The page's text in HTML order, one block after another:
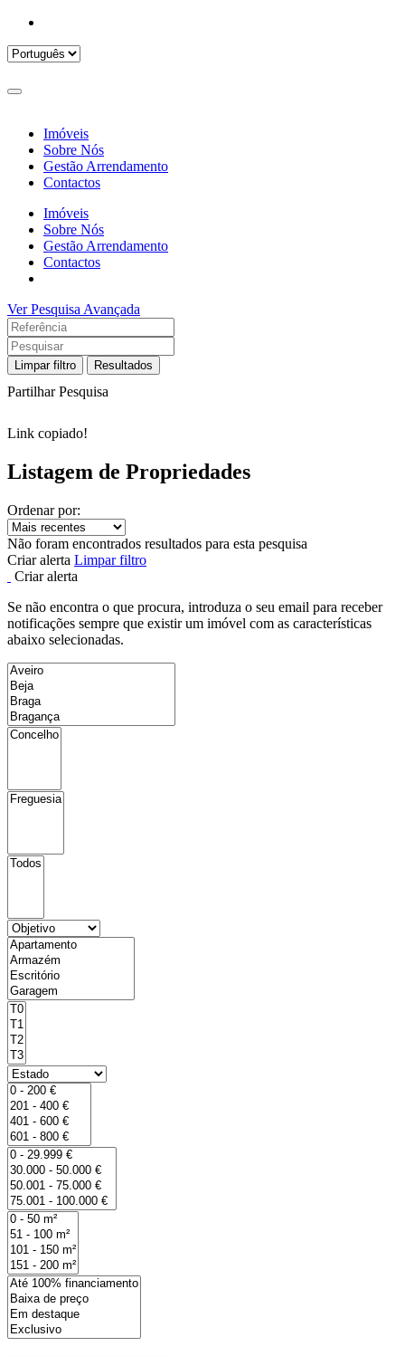
Imóveis
Sobre Nós
Gestão Arrendamento
Contactos
Imóveis
Sobre Nós
Gestão Arrendamento
Contactos
Ver Pesquisa Avançada
Limpar filtro Resultados
Partilhar Pesquisa
Link copiado!
Listagem de Propriedades
Ordenar por:
Não foram encontrados resultados para esta pesquisa
Criar alerta Limpar filtro
Criar alerta
Se não encontra o que procura, introduza o seu email para receber
notificações sempre que existir um imóvel com as características
abaixo selecionadas.